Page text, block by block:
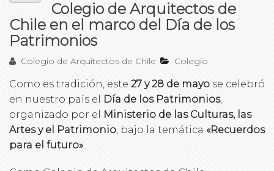
Colegio de Arquitectos de
Chile en el marco del Día de los
Patrimonios
Colegio de Arquitectos de Chile Colegio
Como es tradición, este 27 y 28 de mayo se celebró
en nuestro país el
Día de los Patrimonios,
organizado por el
Ministerio de las Culturas, las
Artes y el Patrimonio, bajo la temática «Recuerdos
para el futuro».